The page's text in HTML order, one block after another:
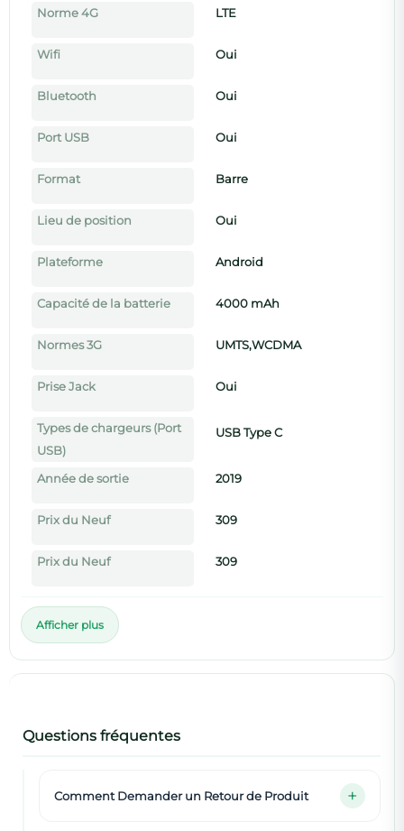
Norme 4G LTE
Wifi Oui
Bluetooth Oui
Port USB Oui
Format Barre
Lieu de position Oui
Plateforme Android
Capacité de la batterie 4000 mAh
Normes 3G UMTS,WCDMA
Prise Jack Oui
Types de chargeurs (Port
USB)
USB Type C
Année de sortie 2019
Prix du Neuf 309
Prix du Neuf 309
Afficher plus
Questions fréquentes
Comment Demander un Retour de Produit